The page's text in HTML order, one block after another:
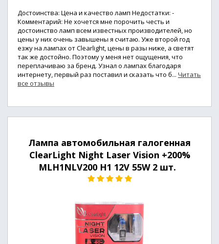
Достоинства: Цена и качество ламп Недостатки: -
Комментарий: Не хочется мне порочить честь и
достоинство ламп всем известных производителей, но
цены у них очень завышены я считаю. Уже второй год
езжу на лампах от Clearlight, цены в разы ниже, а светят
так же достойно. Поэтому у меня нет ощущения, что
переплачиваю за бренд. Узнал о лампах благодаря
интернету, первый раз поставил и сказать что б... Читать
все отзывы
Лампа автомобильная галогенная
ClearLight Night Laser Vision +200%
MLH1NLV200 H1 12V 55W 2 шт.